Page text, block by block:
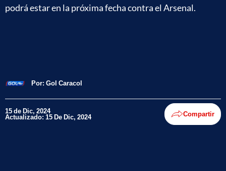
podrá estar en la próxima fecha contra el Arsenal.
Por: Gol Caracol
15 de Dic, 2024
Actualizado: 15 De Dic, 2024 Compartir